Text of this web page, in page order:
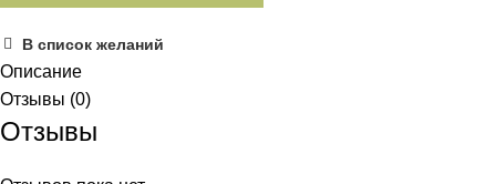
В список желаний
Описание
Отзывы (0)
Отзывы